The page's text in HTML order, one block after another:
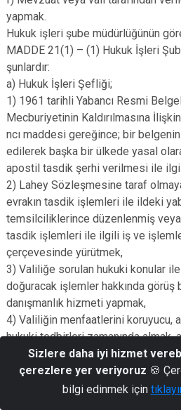
yapmak.
Hukuk işleri şube müdürlüğünün
MADDE 21(1) – (1) Hukuk İşleri
şunlardır:
a) Hukuk İşleri Şefliği;
1) 1961 tarihli Yabancı Resmi
Mecburiyetinin Kaldırılmasına
ncı maddesi gereğince; bir
edilerek başka bir ülkede yasal
apostil tasdik şerhi verilmesi ile
2) Lahey Sözleşmesine taraf
evrakın tasdik işlemleri ile ildeki
temsilciliklerince düzenlenmiş
tasdik işlemleri ile ilgili iş ve
çerçevesinde yürütmek,
3) Valiliğe sorulan hukuki konular
doğuracak işlemler hakkında görüş
danışmanlık hizmeti yapmak,
4) Valiliğin menfaatlerini koruyucu,
hukuki tedbirleri zamanında
bu esaslara uygun olarak
5) Valiliğin amaçlarını
programa uygun çalışmasını temin
hukuki teklifleri hazırlamak ve
Sizlere daha iyi hizmet
çerezlere yer veriyoruz 🍪
bilgi edinmek için